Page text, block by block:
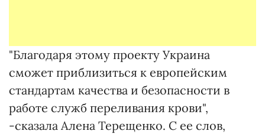
"Благодаря этому проекту Украина
сможет приблизиться к европейским
стандартам качества и безопасности в
работе служб переливания крови",
-сказала Алена Терещенко. С ее слов,